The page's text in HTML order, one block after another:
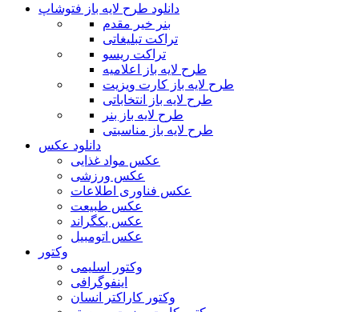
دانلود طرح لایه باز فتوشاپ
بنر خیر مقدم
تراکت تبلیغاتی
تراکت ریسو
طرح لایه باز اعلامیه
طرح لایه باز کارت ویزیت
طرح لایه باز انتخاباتی
طرح لایه باز بنر
طرح لایه باز مناسبتی
دانلود عکس
عکس مواد غذایی
عکس ورزشی
عکس فناوری اطلاعات
عکس طبیعت
عکس بکگراند
عکس اتومبیل
وکتور
وکتور اسلیمی
اینفوگرافی
وکتور کاراکتر انسان